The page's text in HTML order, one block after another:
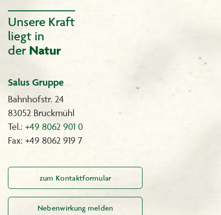
Unsere Kraft
liegt in
der Natur
Salus Gruppe
Bahnhofstr. 24
83052 Bruckmühl
Tel.: +49 8062 901 0
Fax: +49 8062 919 7
zum Kontaktformular
Nebenwirkung melden